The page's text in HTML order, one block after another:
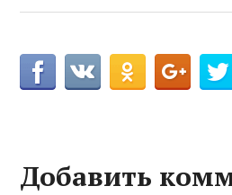
Добавить